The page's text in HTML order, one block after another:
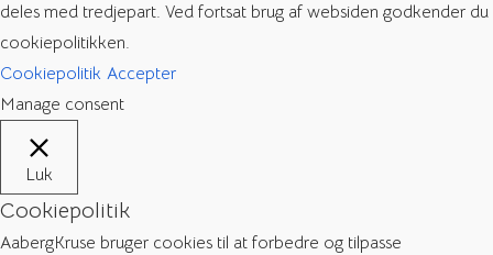
deles med tredjepart. Ved fortsat brug af websiden godkender du
cookiepolitikken.
Cookiepolitik Accepter
Manage consent
Luk
Cookiepolitik
AabergKruse bruger cookies til at forbedre og tilpasse